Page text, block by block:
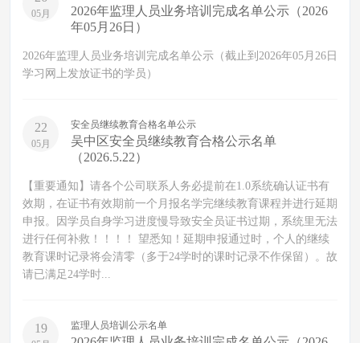
05月
2026年监理人员业务培训完成名单公示（2026
年05月26日）
2026年监理人员业务培训完成名单公示（截止到2026年05月26日
学习网上发放证书的学员）
22
05月
安全员继续教育合格名单公示
吴中区安全员继续教育合格公示名单
（2026.5.22）
【重要通知】请各个公司联系人务必提前在1.0系统确认证书有
效期，在证书有效期前一个月报名学完继续教育课程并进行延期
申报。因学员自身学习进度慢导致安全员证书过期，系统里无法
进行任何补救！！！！ 望悉知！延期申报通过时，个人的继续
教育课时记录将会清零（多于24学时的课时记录不作保留）。故
请已满足24学时...
19 监理人员培训公示名单